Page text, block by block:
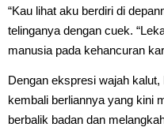
“Kau lihat aku berdiri di
telinganya dengan cuek.
manusia pada kehancuran
Dengan ekspresi wajah
kembali berliannya yang kini
berbalik badan dan